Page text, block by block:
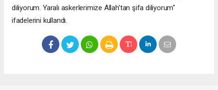
diliyorum. Yaralı askerlerimize Allah’tan şifa diliyorum"
ifadelerini kullandı.